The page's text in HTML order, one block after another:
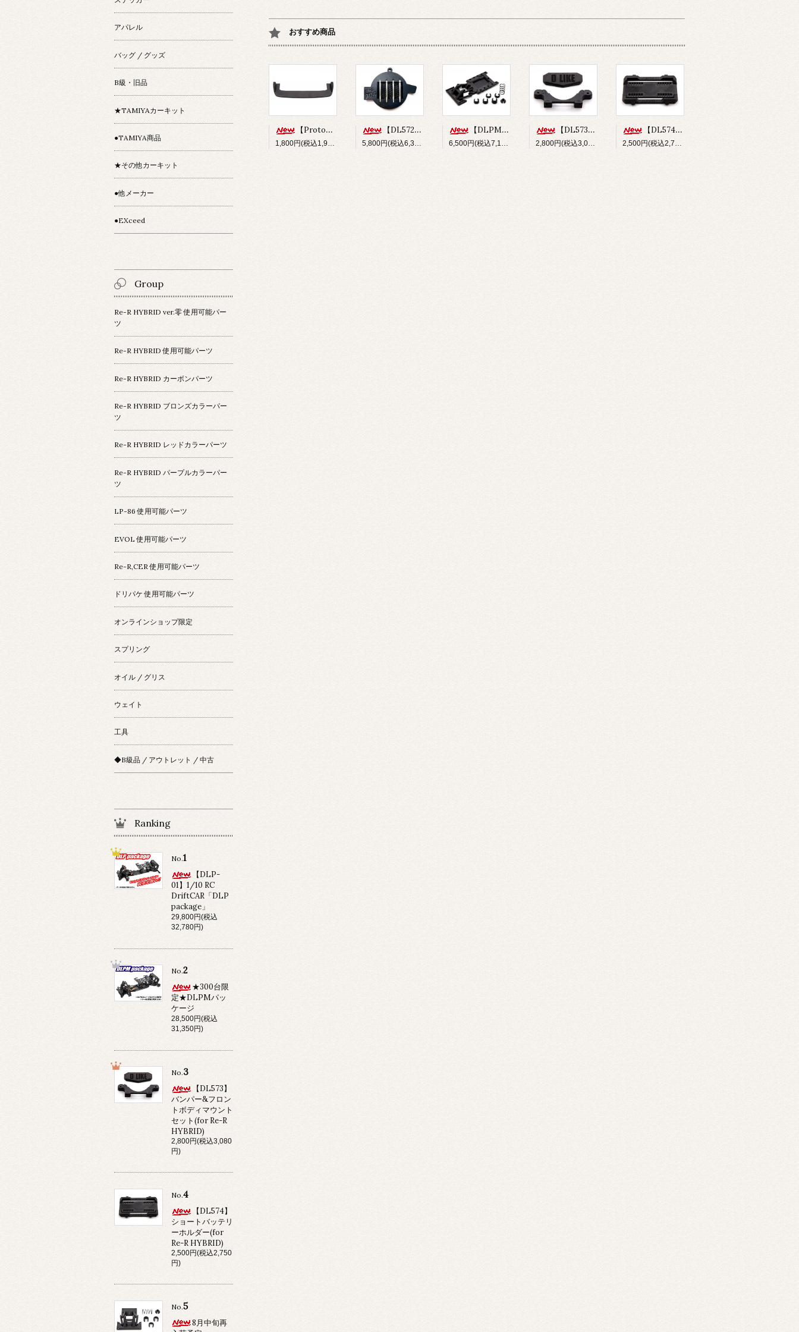
おすすめ商品
【Prototype34】フロントディフューザー
1,800円(税込1,980円)
【DL572】SUS304 ステンレスショックシャフト(φ3x33.5mm)
5,800円(税込6,380円)
【DLPM-OP02】Rear LinkSus for DLPM
6,500円(税込7,150円)
【DL573】バンパー&フロントボディマウントセット(for Re-R HYBRID)
2,800円(税込3,080円)
【DL574】ショートバッテリーホルダー(for Re-R HYBRID)
2,500円(税込2,750円)
アパレル
バッグ / グッズ
B級・旧品
★TAMIYAカーキット
●TAMIYA商品
★その他カーキット
●他メーカー
●EXceed
Group
Re-R HYBRID ver.零 使用可能パー
ツ
Re-R HYBRID 使用可能パーツ
Re-R HYBRID カーボンパーツ
Re-R HYBRID ブロンズカラーパー
ツ
Re-R HYBRID レッドカラーパーツ
Re-R HYBRID パープルカラーパー
ツ
LP-86 使用可能パーツ
EVOL 使用可能パーツ
Re-R,CER 使用可能パーツ
ドリパケ 使用可能パーツ
オンラインショップ限定
スプリング
オイル / グリス
ウェイト
工具
◆B級品 / アウトレット / 中古
Ranking
No.1
【DLP-
01】1/10 RC
DriftCAR「DLP
package」
29,800円(税込
32,780円)
No.2
★300台限
定★DLPMパッ
ケージ
28,500円(税込
31,350円)
No.3
【DL573】
バンパー&フロン
トボディマウント
セット(for Re-R
HYBRID)
2,800円(税込3,080
円)
No.4
【DL574】
ショートバッテリ
ーホルダー(for
Re-R HYBRID)
2,500円(税込2,750
円)
No.5
8月中旬再